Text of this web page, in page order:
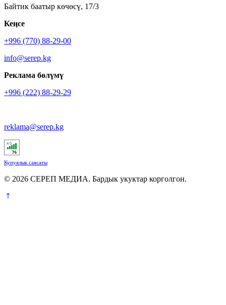
Байтик баатыр көчөсү, 17/3
Кеӊсе
+996 (770) 88-29-00
info@serep.kg
Реклама бөлүмү
+996 (222) 88-29-29
reklama@serep.kg
Купуялык саясаты
© 2026 СЕРЕП МЕДИА. Бардык укуктар корголгон.